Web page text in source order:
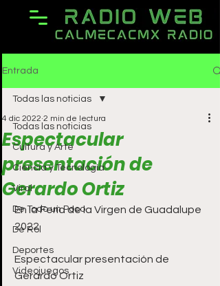
Entrada
Todas las noticias
Cultura y Arte
Ciencia y Tecnología
Viral
De Todo un Poco
De Rol
Deportes
Videojuegos
Todas las noticias
Espectacular
presentación de
Gerardo Ortiz
4 dic 2022 2 min de lectura
En la Feria de la Virgen de Guadalupe
2022
Espectacular presentación de
Gerardo Ortiz